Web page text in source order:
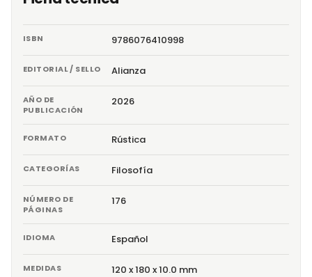
ISBN 9786076410998
EDITORIAL / SELLO Alianza
AÑO DE
PUBLICACIÓN
2026
FORMATO Rústica
CATEGORÍAS Filosofía
NÚMERO DE
PÁGINAS
176
IDIOMA Español
MEDIDAS 120 x 180 x 10.0 mm